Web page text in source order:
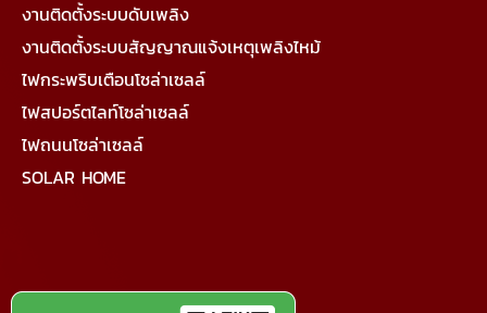
งานติดตั้งระบบดับเพลิง
งานติดตั้งระบบสัญญาณแจ้งเหตุเพลิงไหม้
ไฟกระพริบเตือนโซล่าเซลล์
ไฟสปอร์ตไลท์โซล่าเซลล์
ไฟถนนโซล่าเซลล์
SOLAR HOME